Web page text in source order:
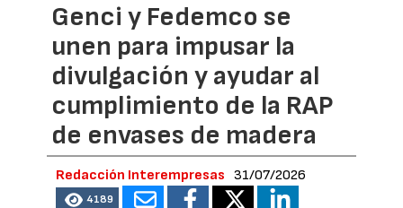
Genci y Fedemco se
unen para impusar la
divulgación y ayudar al
cumplimiento de la RAP
de envases de madera
Redacción Interempresas 31/07/2026
4189